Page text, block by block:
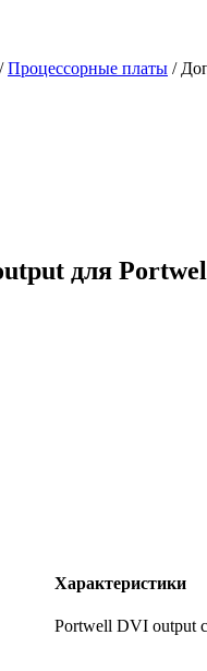
/Процессорные платы /
для
Характеристики
Portwell DVI output